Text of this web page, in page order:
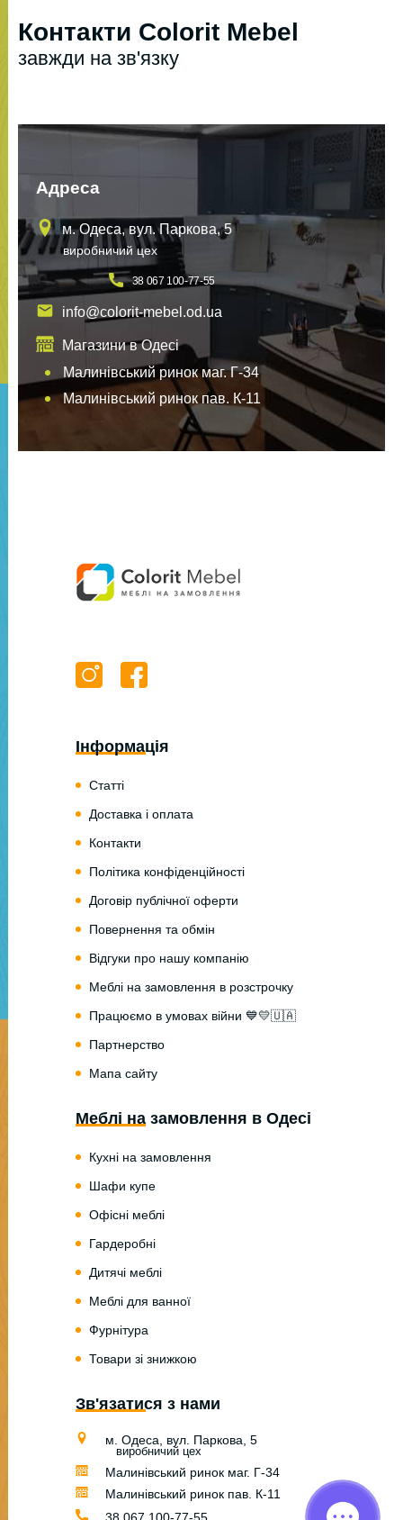
Контакти Colorit Mebel
завжди на зв'язку
Адреса
м. Одеса, вул. Паркова, 5
виробничий цех
38 067 100-77-55
info@colorit-mebel.od.ua
Магазини в Одесі
Малинівський ринок маг. Г-34
Малинівський ринок пав. К-11
Інформація
Статті
Доставка і оплата
Контакти
Політика конфіденційності
Договір публічної оферти
Повернення та обмін
Відгуки про нашу компанію
Меблі на замовлення в розстрочку
Працюємо в умовах війни 💙💛🇺🇦
Партнерство
Мапа сайту
Меблі на замовлення в Одесі
Кухні на замовлення
Шафи купе
Офісні меблі
Гардеробні
Дитячі меблі
Меблі для ванної
Фурнітура
Товари зі знижкою
Зв'язатися з нами
м. Одеса, вул. Паркова, 5
виробничий цех
Малинівський ринок маг. Г-34
Малинівський ринок пав. К-11